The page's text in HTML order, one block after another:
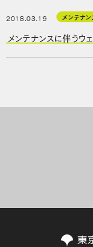
2018.03.19 メンテナン
メンテナンスに伴うウ